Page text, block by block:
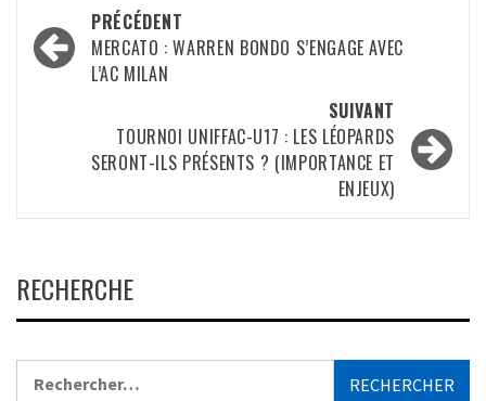
Navigation
d’article
PRÉCÉDENT
MERCATO : WARREN BONDO S’ENGAGE AVEC
L’AC MILAN
SUIVANT
TOURNOI UNIFFAC-U17 : LES LÉOPARDS
SERONT-ILS PRÉSENTS ? (IMPORTANCE ET
ENJEUX)
RECHERCHE